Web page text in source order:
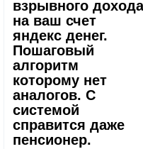
взрывного
на ваш счет
яндекс денег.
Пошаговый
алгоритм
которому нет
аналогов. С
системой
справится даже
пенсионер.